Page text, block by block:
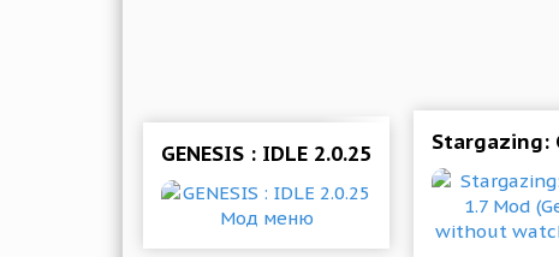
GENESIS : IDLE 2.0.25 Мод менюStargazing: